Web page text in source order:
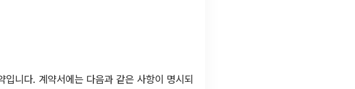
니다. 계약서에는 다음과 같은 사항이 명시되